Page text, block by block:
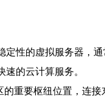
定性的虚拟服务器，
的云计算服务。
重要枢纽位置，连